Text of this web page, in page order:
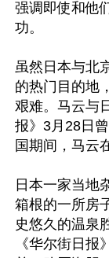
强调即使和他
功。
虽然日本与北
的热门目的地
艰难。马云与
报》3月28日
国期间，马云
日本一家当地
箱根的一所房
史悠久的温泉
《华尔街日